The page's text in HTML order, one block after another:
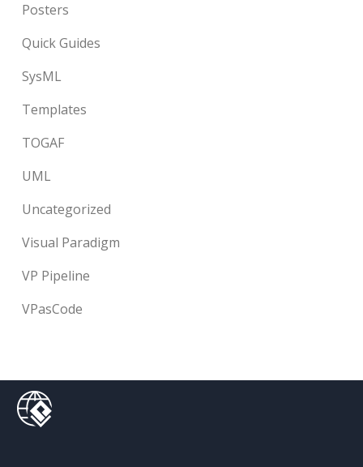
Posters
Quick Guides
SysML
Templates
TOGAF
UML
Uncategorized
Visual Paradigm
VP Pipeline
VPasCode